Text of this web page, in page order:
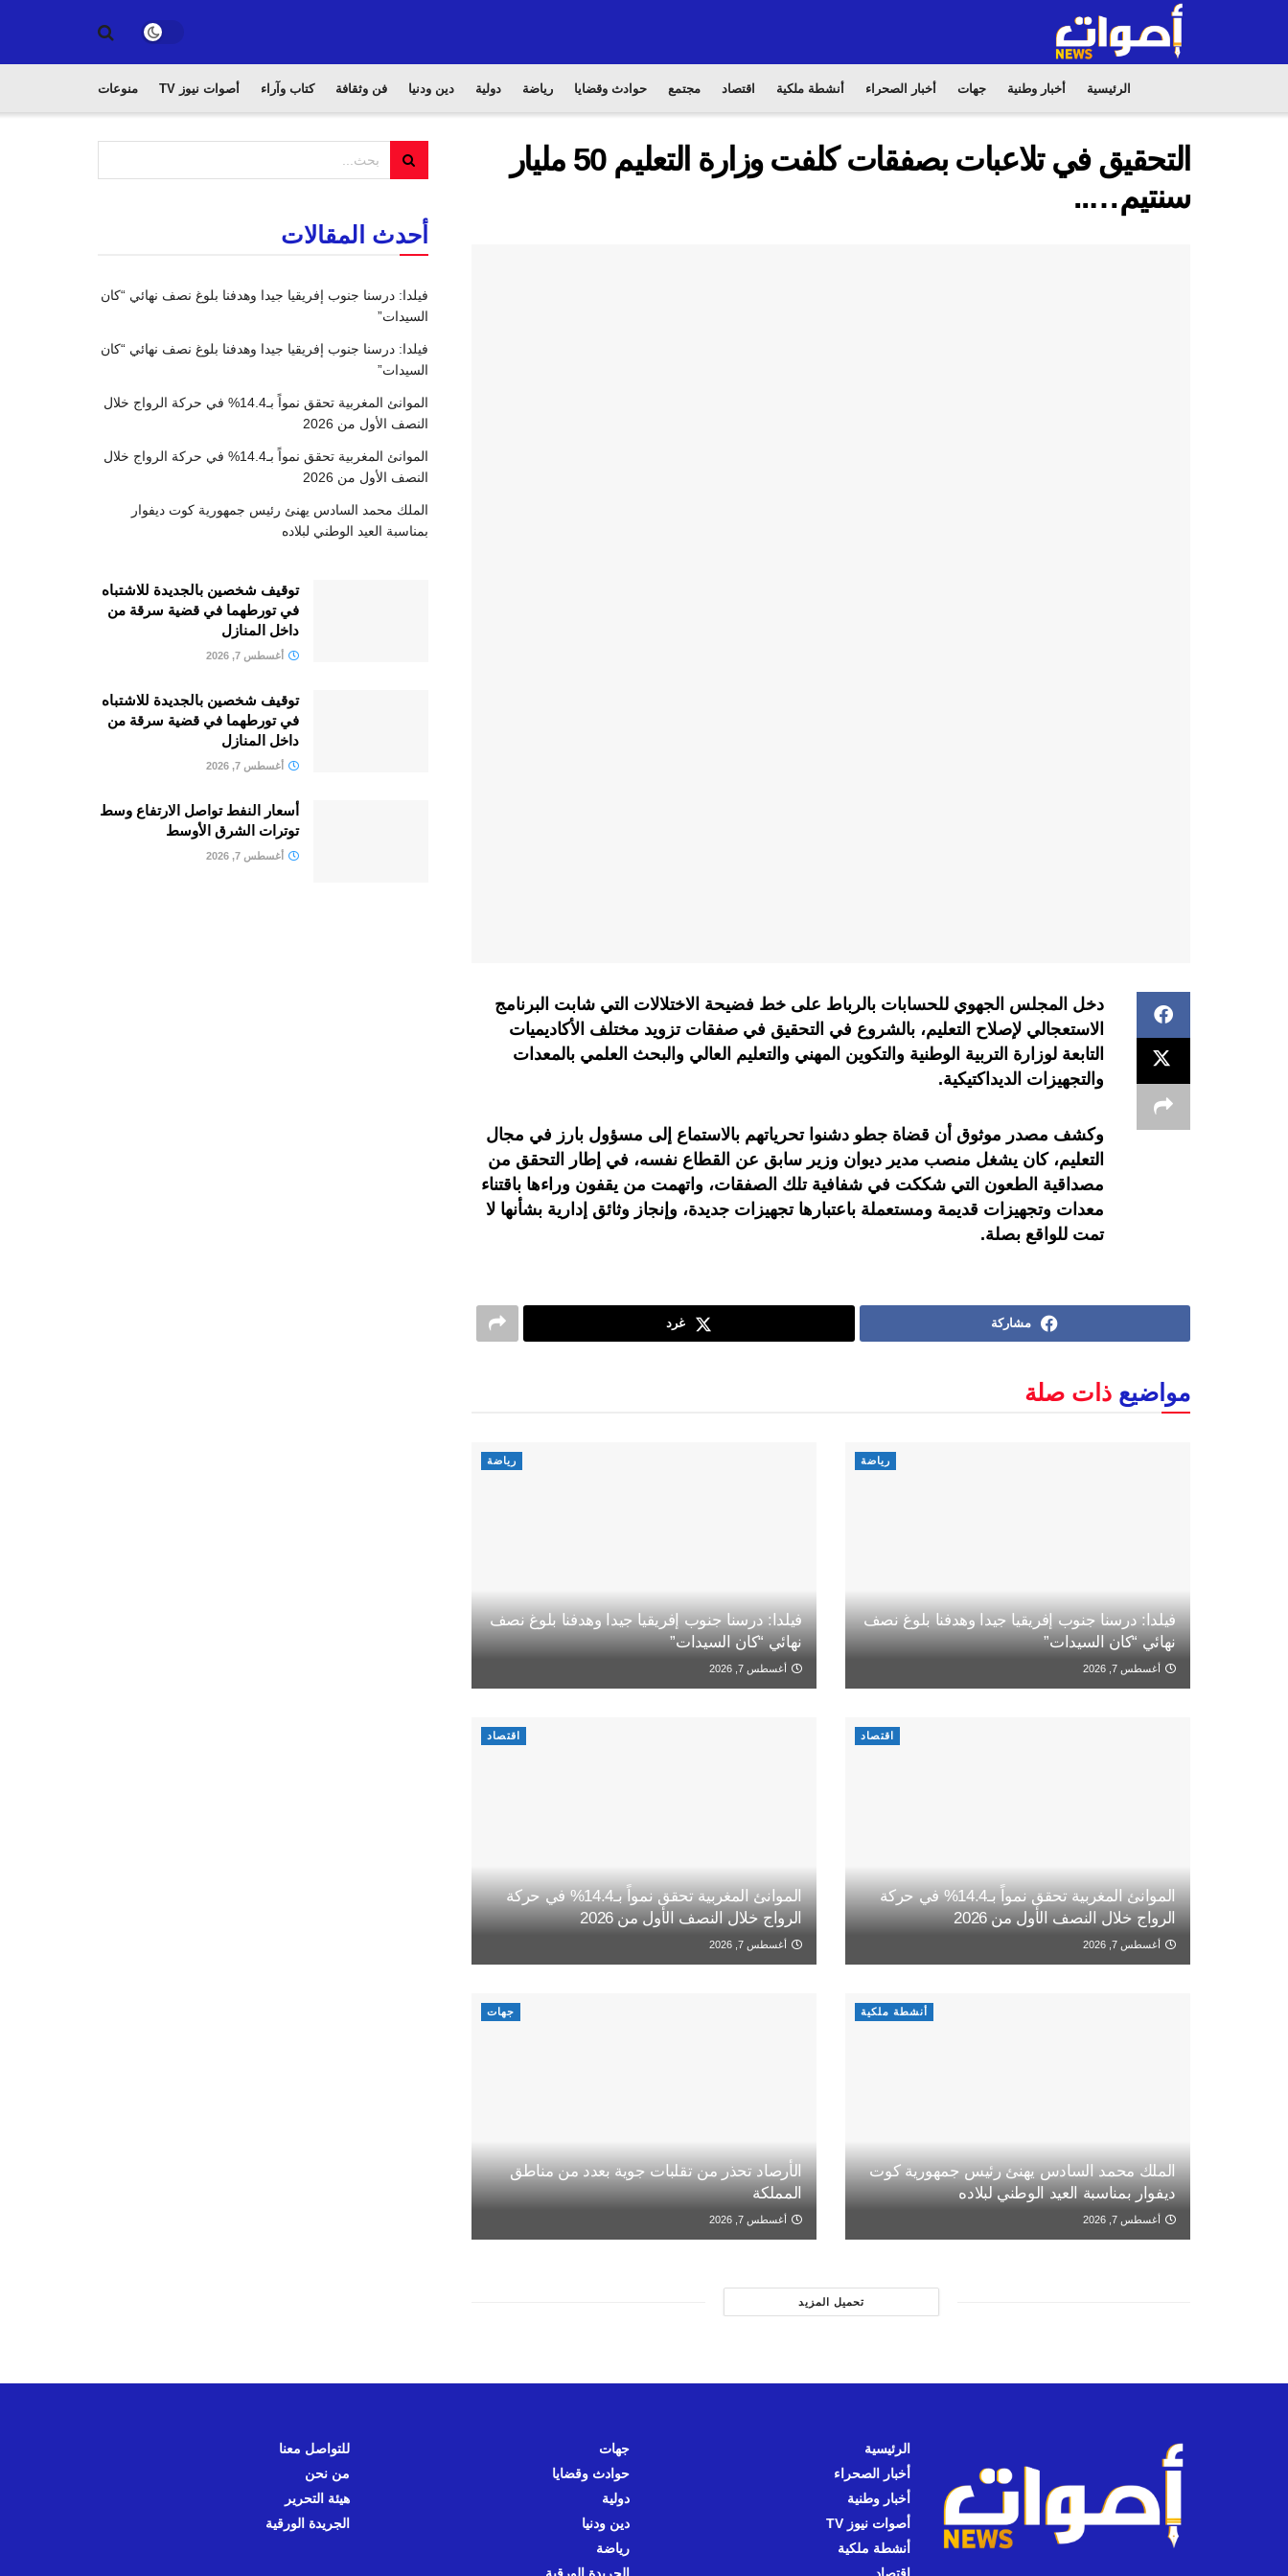
الرئيسية أخبار وطنية جهات أخبار الصحراء أنشطة ملكية اقتصاد مجتمع حوادث وقضايا رياضة دولية دين ودنيا فن وثقافة كتاب وآراء أصوات نيوز TV منوعات
التحقيق في تلاعبات بصفقات كلفت وزارة التعليم 50 مليار
سنتيم…..
دخل المجلس الجهوي للحسابات بالرباط على خط فضيحة الاختلالات التي شابت البرنامج
الاستعجالي لإصلاح التعليم، بالشروع في التحقيق في صفقات تزويد مختلف الأكاديميات
التابعة لوزارة التربية الوطنية والتكوين المهني والتعليم العالي والبحث العلمي بالمعدات
والتجهيزات الديداكتيكية.
وكشف مصدر موثوق أن قضاة جطو دشنوا تحرياتهم بالاستماع إلى مسؤول بارز في مجال
التعليم، كان يشغل منصب مدير ديوان وزير سابق عن القطاع نفسه، في إطار التحقق من
مصداقية الطعون التي شككت في شفافية تلك الصفقات، واتهمت من يقفون وراءها باقتناء
معدات وتجهيزات قديمة ومستعملة باعتبارها تجهيزات جديدة، وإنجاز وثائق إدارية بشأنها لا
تمت للواقع بصلة.
مشاركة غرد
مواضيع ذات صلة
رياضة
فيلدا: درسنا جنوب إفريقيا جيدا وهدفنا بلوغ نصف
نهائي “كان السيدات”
أغسطس 7, 2026
رياضة
فيلدا: درسنا جنوب إفريقيا جيدا وهدفنا بلوغ نصف
نهائي “كان السيدات”
أغسطس 7, 2026
اقتصاد
الموانئ المغربية تحقق نمواً بـ14.4% في حركة
الرواج خلال النصف الأول من 2026
أغسطس 7, 2026
اقتصاد
الموانئ المغربية تحقق نمواً بـ14.4% في حركة
الرواج خلال النصف الأول من 2026
أغسطس 7, 2026
أنشطة ملكية
الملك محمد السادس يهنئ رئيس جمهورية كوت
ديفوار بمناسبة العيد الوطني لبلاده
أغسطس 7, 2026
جهات
الأرصاد تحذر من تقلبات جوية بعدد من مناطق
المملكة
أغسطس 7, 2026
تحميل المزيد
أحدث المقالات
فيلدا: درسنا جنوب إفريقيا جيدا وهدفنا بلوغ نصف نهائي “كان
السيدات”
فيلدا: درسنا جنوب إفريقيا جيدا وهدفنا بلوغ نصف نهائي “كان
السيدات”
الموانئ المغربية تحقق نمواً بـ14.4% في حركة الرواج خلال
النصف الأول من 2026
الموانئ المغربية تحقق نمواً بـ14.4% في حركة الرواج خلال
النصف الأول من 2026
الملك محمد السادس يهنئ رئيس جمهورية كوت ديفوار
بمناسبة العيد الوطني لبلاده
توقيف شخصين بالجديدة للاشتباه
في تورطهما في قضية سرقة من
داخل المنازل
أغسطس 7, 2026
توقيف شخصين بالجديدة للاشتباه
في تورطهما في قضية سرقة من
داخل المنازل
أغسطس 7, 2026
أسعار النفط تواصل الارتفاع وسط
توترات الشرق الأوسط
أغسطس 7, 2026
الرئيسية
أخبار الصحراء
أخبار وطنية
أصوات نيوز TV
أنشطة ملكية
جهات
حوادث وقضايا
دولية
دين ودنيا
رياضة
للتواصل معنا
من نحن
هيئة التحرير
الجريدة الورقية